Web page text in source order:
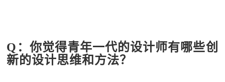
Q：你觉得青年一代的设计师有哪些创
新的设计思维和方法？